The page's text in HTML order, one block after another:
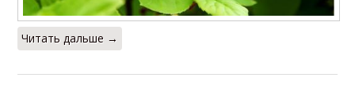
Читать дальше →